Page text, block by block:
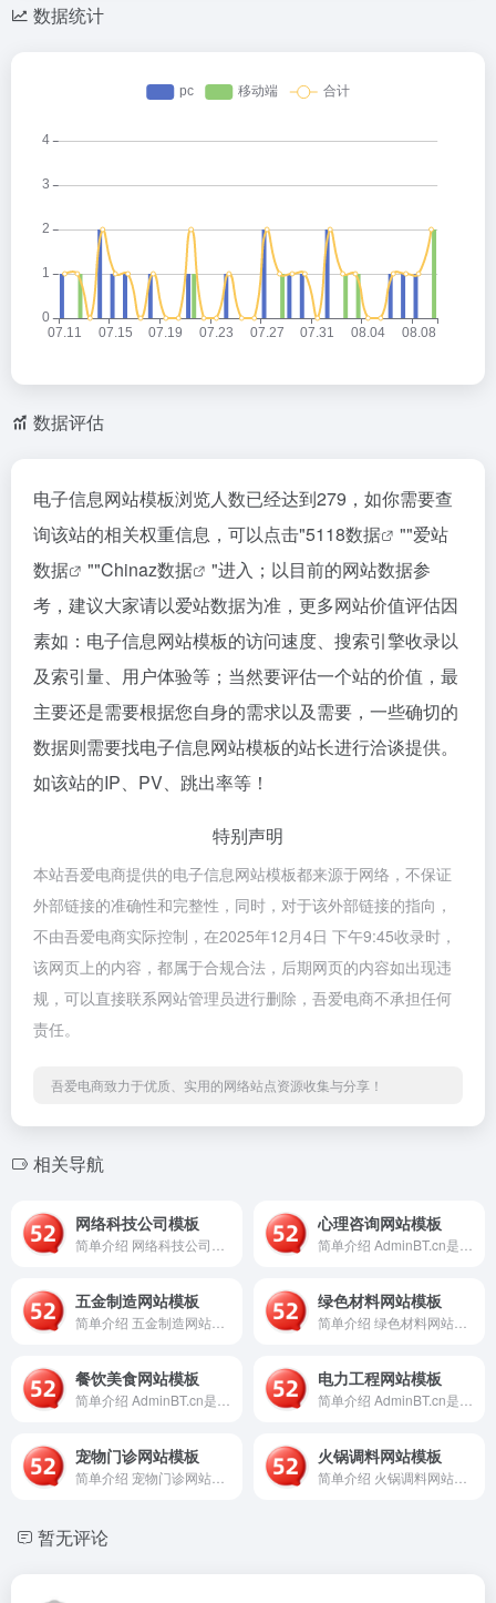
数据统计
数据评估
电子信息网站模板浏览人数已经达到279，如你需要查
询该站的相关权重信息，可以点击"5118数据 ""爱站
数据
""Chinaz数据
"进入；以目前的网站数据参
考，建议大家请以爱站数据为准，更多网站价值评估因
素如：电子信息网站模板的访问速度、搜索引擎收录以
及索引量、用户体验等；当然要评估一个站的价值，最
主要还是需要根据您自身的需求以及需要，一些确切的
数据则需要找电子信息网站模板的站长进行洽谈提供。
如该站的IP、PV、跳出率等！
特别声明
本站吾爱电商提供的电子信息网站模板都来源于网络，不保证
外部链接的准确性和完整性，同时，对于该外部链接的指向，
不由吾爱电商实际控制，在2025年12月4日 下午9:45收录时，
该网页上的内容，都属于合规合法，后期网页的内容如出现违
规，可以直接联系网站管理员进行删除，吾爱电商不承担任何
责任。
吾爱电商致力于优质、实用的网络站点资源收集与分享！
相关导航
网络科技公司模板 心理咨询网站模板
五金制造网站模板 绿色材料网站模板
餐饮美食网站模板 电力工程网站模板
宠物门诊网站模板 火锅调料网站模板
暂无评论